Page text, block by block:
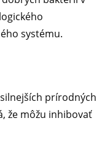
systému.
prírodných
že môžu inhibovať